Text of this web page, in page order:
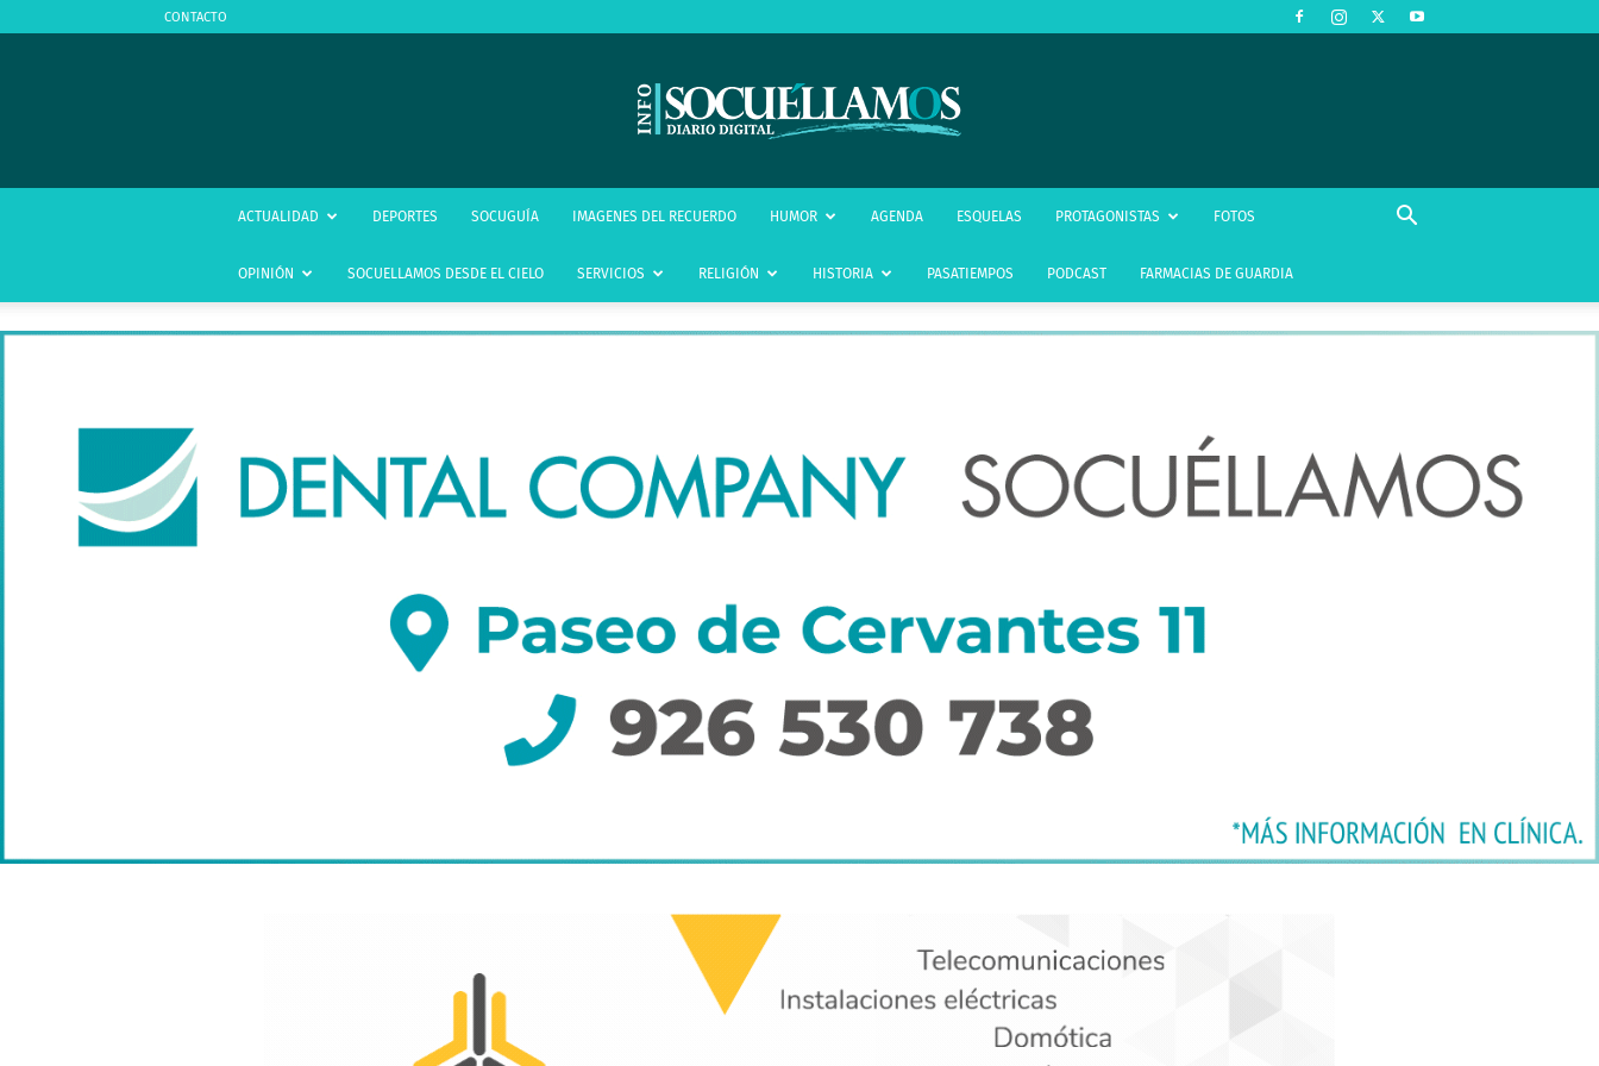
CONTACTO
infoSocuéllamos
ACTUALIDAD DEPORTES SOCUGUÍA IMAGENES DEL RECUERDO HUMOR AGENDA ESQUELAS PROTAGONISTAS FOTOS
OPINIÓN SOCUELLAMOS DESDE EL CIELO SERVICIOS RELIGIÓN HISTORIA PASATIEMPOS PODCAST FARMACIAS DE GUARDIA